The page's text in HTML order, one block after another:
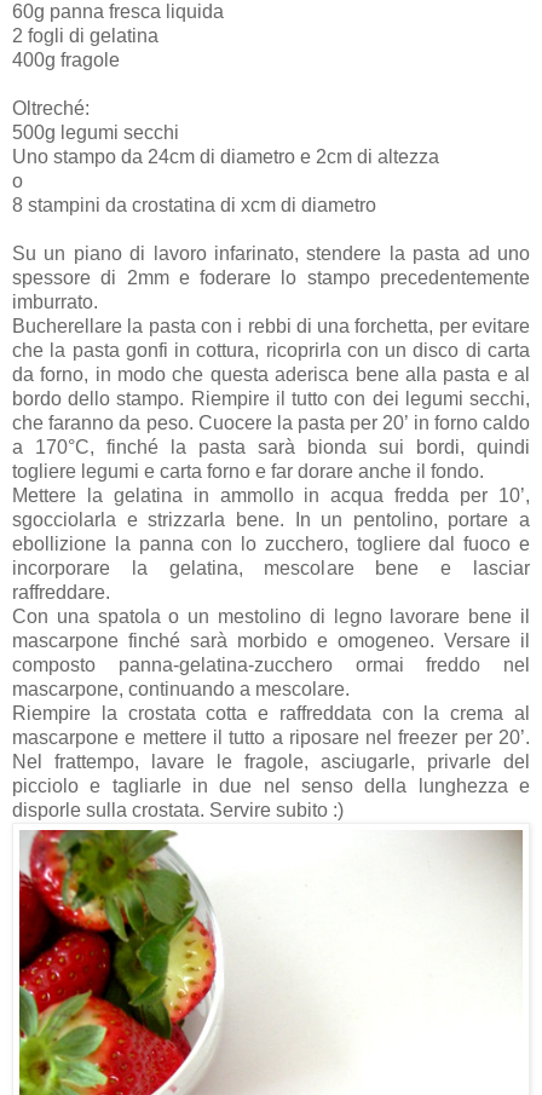
60g panna fresca liquida
2 fogli di gelatina
400g fragole
Oltreché:
500g legumi secchi
Uno stampo da 24cm di diametro e 2cm di altezza
o
8 stampini da crostatina di xcm di diametro
Su un piano di lavoro infarinato, stendere la pasta ad uno
spessore di 2mm e foderare lo stampo precedentemente
imburrato.
Bucherellare la pasta con i rebbi di una forchetta, per evitare
che la pasta gonfi in cottura, ricoprirla con un disco di carta
da forno, in modo che questa aderisca bene alla pasta e al
bordo dello stampo. Riempire il tutto con dei legumi secchi,
che faranno da peso. Cuocere la pasta per 20’ in forno caldo
a 170°C, finché la pasta sarà bionda sui bordi, quindi
togliere legumi e carta forno e far dorare anche il fondo.
Mettere la gelatina in ammollo in acqua fredda per 10’,
sgocciolarla e strizzarla bene. In un pentolino, portare a
ebollizione la panna con lo zucchero, togliere dal fuoco e
incorporare la gelatina, mescolare bene e lasciar
raffreddare.
Con una spatola o un mestolino di legno lavorare bene il
mascarpone finché sarà morbido e omogeneo. Versare il
composto panna-gelatina-zucchero ormai freddo nel
mascarpone, continuando a mescolare.
Riempire la crostata cotta e raffreddata con la crema al
mascarpone e mettere il tutto a riposare nel freezer per 20’.
Nel frattempo, lavare le fragole, asciugarle, privarle del
picciolo e tagliarle in due nel senso della lunghezza e
disporle sulla crostata. Servire subito :)